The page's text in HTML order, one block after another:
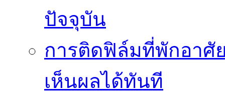
ปัจจุบัน
การติดฟิล์มที่พักอาศั
เห็นผลได้ทันที